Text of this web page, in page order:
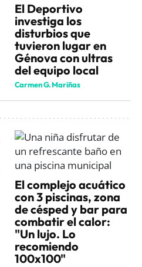
El Deportivo
investiga los
disturbios que
tuvieron lugar en
Génova con ultras
del equipo local
Carmen G. Mariñas
El complejo acuático
con 3 piscinas, zona
de césped y bar para
combatir el calor:
"Un lujo. Lo
recomiendo
100x100"